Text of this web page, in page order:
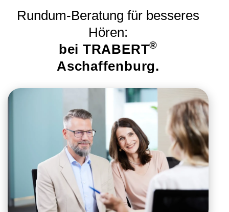
Rundum-Beratung für besseres
Hören:
bei TRABERT®
Aschaffenburg.